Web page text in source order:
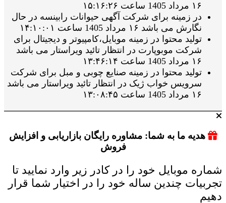
۱۶ مرداد 1405 ساعت ۱۵:۱۶:۲۶
در زمینه برای شرکت آگهی حیوانات رابینسه در حال
نگارش می باشد ۱۶ مرداد 1405 ساعت ۱۴:۱۰:۰۱
تولید محتوا در زمینه موبایل،کامپیوتر و دیجیتال برای
شرکت موبوپارت در انتظار تائید ویراستار می باشد
۱۶ مرداد 1405 ساعت ۱۳:۴۶:۱۴
تولید محتوا در زمینه صنایع چوبی و مبل برای شرکت
سرویس خواب ژیک در انتظار تائید ویراستار می باشد
۱۶ مرداد 1405 ساعت ۱۳:۰۸:۴۵
هدیه ما به شما: مشاوره رایگان بازاریابی و افزایش
فروش
شماره موبایل خود را در کادر زیر وارد نمایید تا
تجربیات چندین ساله خود را در اختیار شما قرار
دهیم